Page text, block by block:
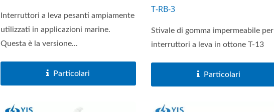
Interruttori a leva pesanti ampiamente
utilizzati in applicazioni marine.
Questa è la versione...
Particolari
T-RB-3
Stivale di gomma impermeabile per
interruttori a leva in ottone T-13
Particolari
Serie Di Prese USB
Serie Di Interruttori Principali
Per Batterie